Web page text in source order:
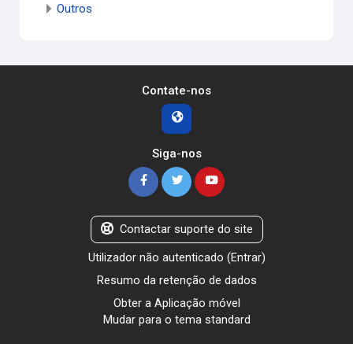
Outros
Contate-nos
Siga-nos
Contactar suporte do site
Utilizador não autenticado (Entrar)
Resumo da retenção de dados
Obter a Aplicação móvel
Mudar para o tema standard